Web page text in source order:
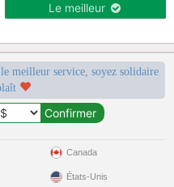
Le meilleur
meilleur service, soyez solidaire
Canada
États-Unis